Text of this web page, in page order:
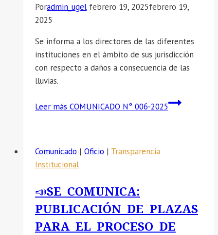
Poradmin_ugel febrero 19, 2025febrero 19,
2025
Se informa a los directores de las diferentes
instituciones en el ámbito de sus jurisdicción
con respecto a daños a consecuencia de las
lluvias.
Leer más COMUNICADO N° 006-2025
Comunicado | Oficio | Transparencia
Institucional
📣SE COMUNICA:
PUBLICACIÓN DE PLAZAS
PARA EL PROCESO DE